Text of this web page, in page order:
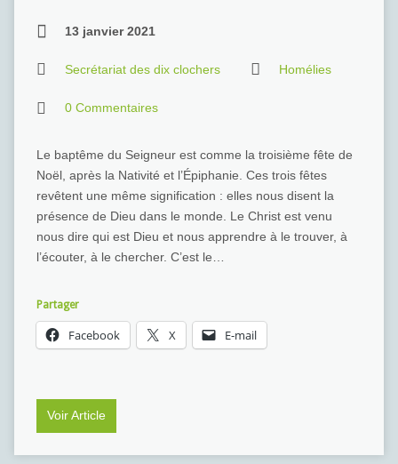
13 janvier 2021
Secrétariat des dix clochers Homélies
0 Commentaires
Le baptême du Seigneur est comme la troisième fête de
Noël, après la Nativité et l’Épiphanie. Ces trois fêtes
revêtent une même signification : elles nous disent la
présence de Dieu dans le monde. Le Christ est venu
nous dire qui est Dieu et nous apprendre à le trouver, à
l’écouter, à le chercher. C’est le…
Partager
Facebook X E-mail
Voir Article